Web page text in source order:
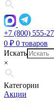
+7 (800) 555-
0 ₽ 0 товаров
Искать
×
Категории
Акции